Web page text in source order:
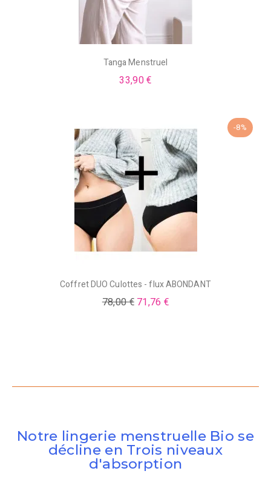
Tanga Menstruel
33,90 €
-8%
Coffret DUO Culottes - flux ABONDANT
78,00 € 71,76 €
Notre lingerie menstruelle Bio se
décline en Trois niveaux
d'absorption